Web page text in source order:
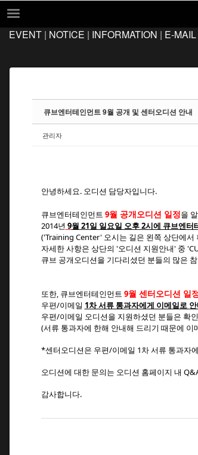
EVENT
E-MAIL AUDITION
DM AUDITION
LOCATION
EVENT | NOTICE | INFORMATION | E-
큐브엔터테인먼트 9월 공개 및 센터오디션 안내
관리자
안녕하세요. 오디션 담당자입니다.
큐브엔터테인먼트 9월 공개오디션 일정을
2014년 9월 21일 일요일 오후 2시에 큐브엔
('Training Center' 오시는 길은 왼쪽 상단에서
자세한 사항은 상단의 '오디션 지원안내' 중
큐브 공개오디션을 기다리셨던 분들의 많은
또한, 큐브엔터테인먼트 9월 센터오디션 일
우편/이메일 1차 서류 통과자에게 이메일로
우편/이메일 오디션을 지원하셨던 분들은 확
(서류 통과자에 한해 안내해 드리기 때문에
*센터오디션은 우편/이메일 1차 서류 통과자
오디션에 대한 문의는 오디션 홈페이지 내
감사합니다.